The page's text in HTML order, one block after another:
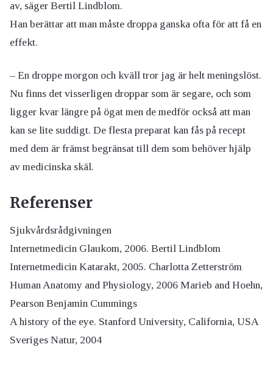
av, säger Bertil Lindblom.
Han berättar att man måste droppa ganska ofta för att få en
effekt.
– En droppe morgon och kväll tror jag är helt meningslöst.
Nu finns det visserligen droppar som är segare, och som
ligger kvar längre på ögat men de medför också att man
kan se lite suddigt. De flesta preparat kan fås på recept
med dem är främst begränsat till dem som behöver hjälp
av medicinska skäl.
Referenser
Sjukvårdsrådgivningen
Internetmedicin Glaukom, 2006. Bertil Lindblom
Internetmedicin Katarakt, 2005. Charlotta Zetterström
Human Anatomy and Physiology, 2006 Marieb and Hoehn,
Pearson Benjamin Cummings
A history of the eye. Stanford University, California, USA
Sveriges Natur, 2004